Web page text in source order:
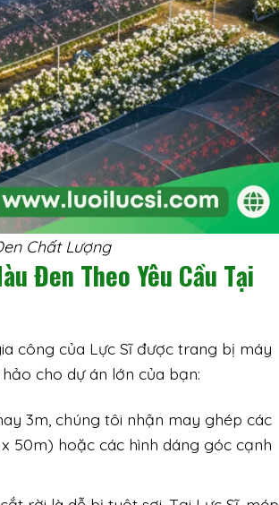
Chất Lượng
Đen Theo Yêu Cầu Tại
công của Lực Sĩ được trang bị máy
cho dự án lớn của bạn:
3m, chúng tôi nhận may ghép các
50m) hoặc các hình dáng góc cạnh